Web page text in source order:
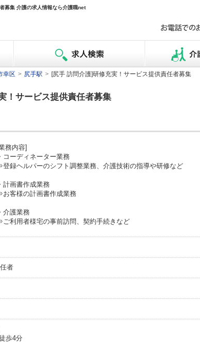
募集 介護の求人情報なら介護職net
幸区 > 尻手駅 > [尻手 訪問介護]研修充実！サービス提供責任者募集
！サービス提供責任者募集
務内容]
コーディネーター業務
録ヘルパーのシフト調整業務、介護技術の指導や研修など
計画書作成業務
客様の計画書作成業務
介護業務
利用者様宅の事前訪問、契約手続きなど
者
歩4分